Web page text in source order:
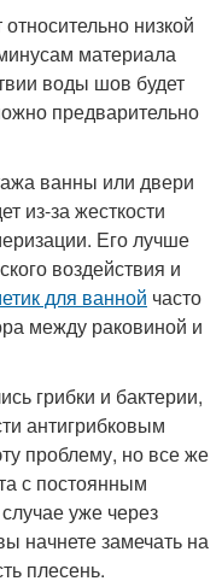
низкой
материала
воды шов будет
предварительно
ванны или двери
из-за жесткости
Его лучше
воздействия и
для ванной часто
между раковиной и
грибки и бактерии,
антигрибковым
проблему, но все же
с постоянным
уже через
начнете замечать на
плесень.